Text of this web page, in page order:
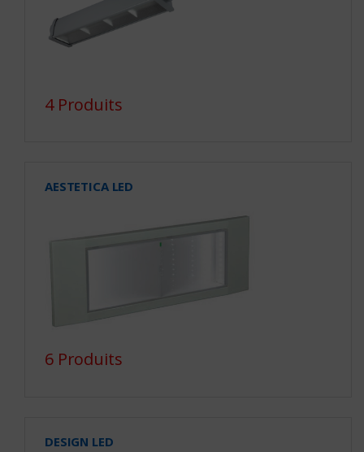
4 Produits
AESTETICA LED
6 Produits
DESIGN LED